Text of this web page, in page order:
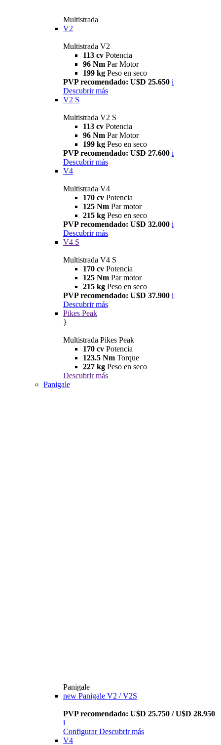
Multistrada
V2
Multistrada V2
113 cv Potencia
96 Nm Par Motor
199 kg Peso en seco
PVP recomendado: U$D 25.650 i
Descubrir más
V2 S
Multistrada V2 S
113 cv Potencia
96 Nm Par Motor
199 kg Peso en seco
PVP recomendado: U$D 27.600 i
Descubrir más
V4
Multistrada V4
170 cv Potencia
125 Nm Par motor
215 kg Peso en seco
PVP recomendado: U$D 32.000 i
Descubrir más
V4 S
Multistrada V4 S
170 cv Potencia
125 Nm Par motor
215 kg Peso en seco
PVP recomendado: U$D 37.900 i
Descubrir más
Pikes Peak
}
Multistrada Pikes Peak
170 cv Potencia
123.5 Nm Torque
227 kg Peso en seco
Descubrir más
Panigale
Panigale
new Panigale V2 / V2S
PVP recomendado: U$D 25.750 / U$D 28.950
i
Configurar Descubrir más
V4